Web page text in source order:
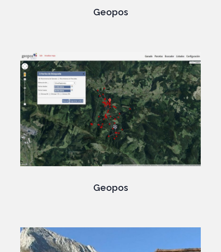
Geopos
Geopos